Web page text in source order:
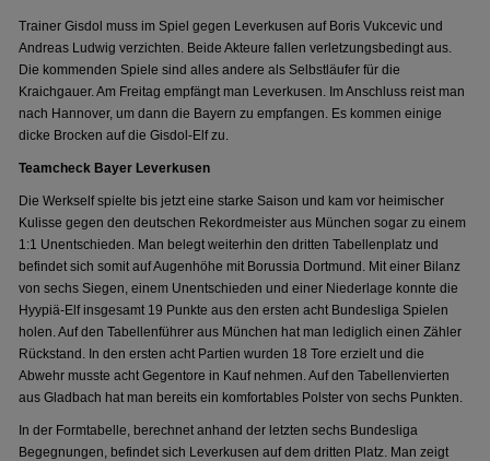
Trainer Gisdol muss im Spiel gegen Leverkusen auf Boris Vukcevic und
Andreas Ludwig verzichten. Beide Akteure fallen verletzungsbedingt aus.
Die kommenden Spiele sind alles andere als Selbstläufer für die
Kraichgauer. Am Freitag empfängt man Leverkusen. Im Anschluss reist man
nach Hannover, um dann die Bayern zu empfangen. Es kommen einige
dicke Brocken auf die Gisdol-Elf zu.
Teamcheck Bayer Leverkusen
Die Werkself spielte bis jetzt eine starke Saison und kam vor heimischer
Kulisse gegen den deutschen Rekordmeister aus München sogar zu einem
1:1 Unentschieden. Man belegt weiterhin den dritten Tabellenplatz und
befindet sich somit auf Augenhöhe mit Borussia Dortmund. Mit einer Bilanz
von sechs Siegen, einem Unentschieden und einer Niederlage konnte die
Hyypiä-Elf insgesamt 19 Punkte aus den ersten acht Bundesliga Spielen
holen. Auf den Tabellenführer aus München hat man lediglich einen Zähler
Rückstand. In den ersten acht Partien wurden 18 Tore erzielt und die
Abwehr musste acht Gegentore in Kauf nehmen. Auf den Tabellenvierten
aus Gladbach hat man bereits ein komfortables Polster von sechs Punkten.
In der Formtabelle, berechnet anhand der letzten sechs Bundesliga
Begegnungen, befindet sich Leverkusen auf dem dritten Platz. Man zeigt